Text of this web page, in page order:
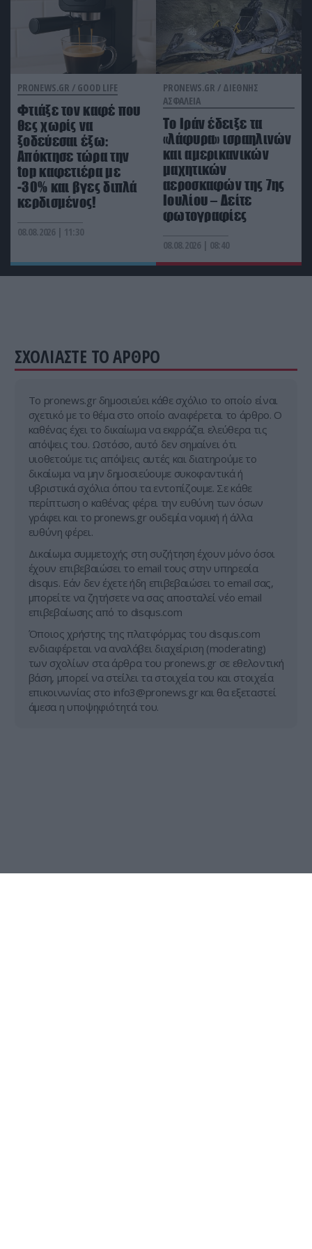
22:12
Το μυστικό δωμάτιο που υπήρχε σε χιλιάδες
σπίτια και σήμερα έχει σχεδόν εξαφανιστεί
22:12
Οι άνθρωποι που κηρύχθηκαν νεκροί και
επέστρεψαν χρόνια αργότερα
PRONEWS.GR / GOOD LIFE
Φτιάξε τον καφέ που
θες χωρίς να
ξοδεύεσαι έξω:
Απόκτησε τώρα την
top καφετιέρα με
-30% και βγες διπλά
κερδισμένος!
08.08.2026 | 11:30
PRONEWS.GR / ΔΙΕΘΝΗΣ
ΑΣΦΑΛΕΙΑ
Το Ιράν έδειξε τα
«λάφυρα» ισραηλινών
και αμερικανικών
μαχητικών
αεροσκαφών της 7ης
Ιουλίου – Δείτε
φωτογραφίες
08.08.2026 | 08:40
ΣΧΟΛΙΑΣΤΕ ΤΟ ΑΡΘΡΟ
Tο pronews.gr δημοσιεύει κάθε σχόλιο το οποίο είναι
σχετικό με το θέμα στο οποίο αναφέρεται το άρθρο. Ο
καθένας έχει το δικαίωμα να εκφράζει ελεύθερα τις
απόψεις του. Ωστόσο, αυτό δεν σημαίνει ότι
υιοθετούμε τις απόψεις αυτές και διατηρούμε το
δικαίωμα να μην δημοσιεύουμε συκοφαντικά ή
υβριστικά σχόλια όπου τα εντοπίζουμε. Σε κάθε
περίπτωση ο καθένας φέρει την ευθύνη των όσων
γράφει και το pronews.gr ουδεμία νομική ή άλλα
ευθύνη φέρει.
Δικαίωμα συμμετοχής στη συζήτηση έχουν μόνο όσοι
έχουν επιβεβαιώσει το email τους στην υπηρεσία
disqus. Εάν δεν έχετε ήδη επιβεβαιώσει το email σας,
μπορείτε να ζητήσετε να σας αποσταλεί νέο email
επιβεβαίωσης από το disqus.com
Όποιος χρήστης της πλατφόρμας του disqus.com
ενδιαφέρεται να αναλάβει διαχείριση (moderating)
των σχολίων στα άρθρα του pronews.gr σε εθελοντική
βάση, μπορεί να στείλει τα στοιχεία του και στοιχεία
επικοινωνίας στο info3@pronews.gr και θα εξεταστεί
άμεσα η υποψηφιότητά του.